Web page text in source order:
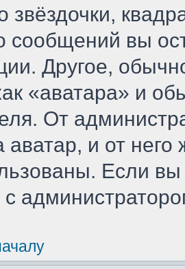
звёздочки,
сообщений вы
Другое,
«аватара» и
От
и от него
Если
с